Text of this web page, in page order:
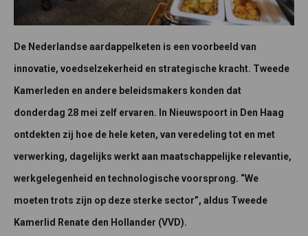
De Nederlandse aardappelketen is een voorbeeld van
innovatie, voedselzekerheid en strategische kracht. Tweede
Kamerleden en andere beleidsmakers konden dat
donderdag 28 mei zelf ervaren. In Nieuwspoort in Den Haag
ontdekten zij hoe de hele keten, van veredeling tot en met
verwerking, dagelijks werkt aan maatschappelijke relevantie,
werkgelegenheid en technologische voorsprong. “We
moeten trots zijn op deze sterke sector”, aldus Tweede
Kamerlid Renate den Hollander (VVD).